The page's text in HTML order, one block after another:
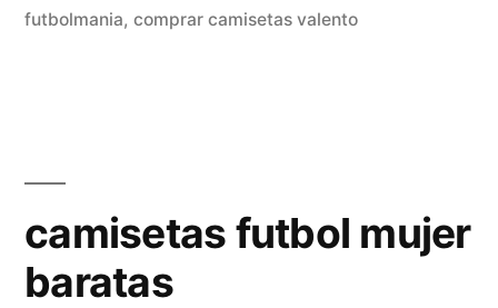
futbolmania, comprar camisetas valento
camisetas futbol mujer
baratas